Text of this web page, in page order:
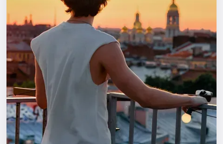
Города
Площадки
Артисты
Рейтинги